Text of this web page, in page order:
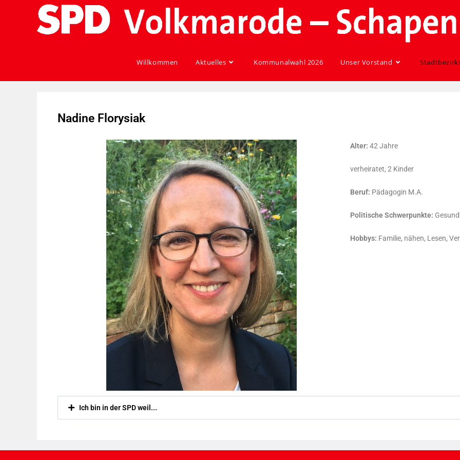
Willkommen Aktuelles Kommunalwahl 2026 Unser Vorstand
Nadine Florysiak
Alter: 42 Jahre
verheiratet, 2 Kinder
Beruf: Pädagogin M.A.
Politische Schwerpunkte:
Hobbys: Familie, nähen, Lesen,
Ich bin in der SPD weil...